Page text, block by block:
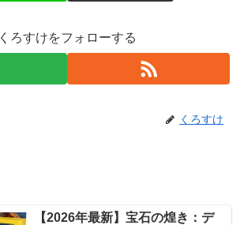
くろすけをフォローする
くろすけ
【2026年最新】宝石の煌き：デ